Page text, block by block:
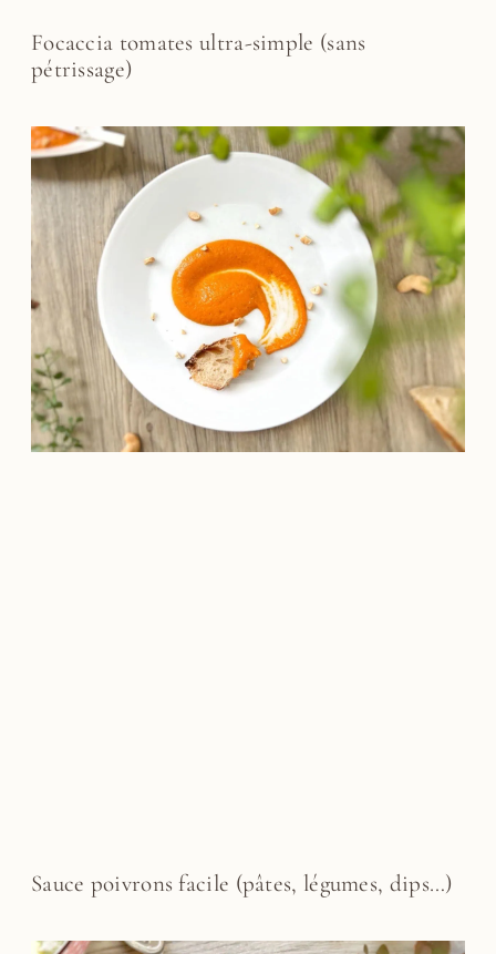
Focaccia tomates ultra-simple (sans
pétrissage)
Sauce poivrons facile (pâtes, légumes, dips…)